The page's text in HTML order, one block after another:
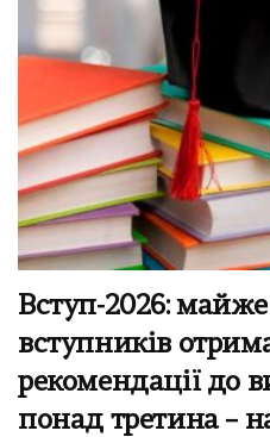
Вступ-2026: майже
вступників
рекомендації до
понад третина –